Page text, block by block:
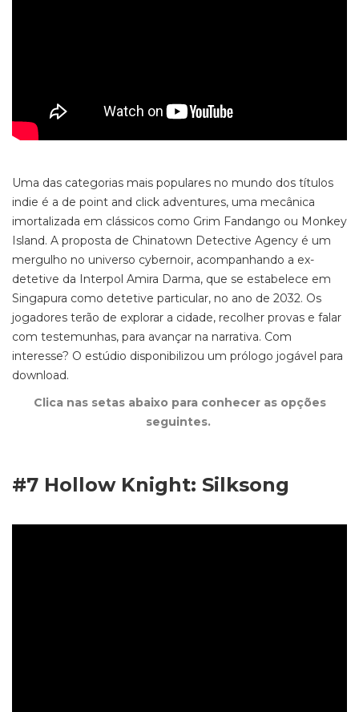
Uma das categorias mais populares no mundo dos títulos
indie é a de point and click adventures, uma mecânica
imortalizada em clássicos como Grim Fandango ou Monkey
Island. A proposta de Chinatown Detective Agency é um
mergulho no universo cybernoir, acompanhando a ex-
detetive da Interpol Amira Darma, que se estabelece em
Singapura como detetive particular, no ano de 2032. Os
jogadores terão de explorar a cidade, recolher provas e falar
com testemunhas, para avançar na narrativa. Com
interesse? O estúdio disponibilizou um prólogo jogável para
download.
Clica nas setas abaixo para conhecer as opções
seguintes.
#7 Hollow Knight: Silksong